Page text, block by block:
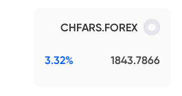
CHFARS.FOREX
1843.7866
3.32%